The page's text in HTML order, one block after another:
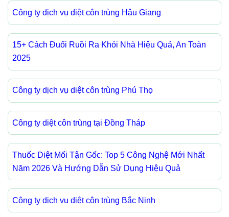
Công ty dịch vụ diệt côn trùng Hậu Giang
15+ Cách Đuổi Ruồi Ra Khỏi Nhà Hiệu Quả, An Toàn
2025
Công ty dịch vụ diệt côn trùng Phú Thọ
Công ty diệt côn trùng tại Đồng Tháp
Thuốc Diệt Mối Tận Gốc: Top 5 Công Nghệ Mới Nhất
Năm 2026 Và Hướng Dẫn Sử Dụng Hiệu Quả
Công ty dịch vụ diệt côn trùng Bắc Ninh